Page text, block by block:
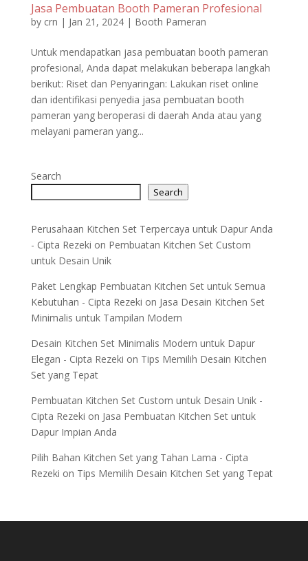
Jasa Pembuatan Booth Pameran Profesional
by crn | Jan 21, 2024| Booth Pameran
Untuk mendapatkan jasa pembuatan booth pameran
profesional, Anda dapat melakukan beberapa langkah
berikut: Riset dan Penyaringan: Lakukan riset online
dan identifikasi penyedia jasa pembuatan booth
pameran yang beroperasi di daerah Anda atau yang
melayani pameran yang...
Search
Search
Perusahaan Kitchen Set Terpercaya untuk Dapur Anda
- Cipta Rezeki on Pembuatan Kitchen Set Custom
untuk Desain Unik
Paket Lengkap Pembuatan Kitchen Set untuk Semua
Kebutuhan - Cipta Rezeki on Jasa Desain Kitchen Set
Minimalis untuk Tampilan Modern
Desain Kitchen Set Minimalis Modern untuk Dapur
Elegan - Cipta Rezeki on Tips Memilih Desain Kitchen
Set yang Tepat
Pembuatan Kitchen Set Custom untuk Desain Unik -
Cipta Rezeki on Jasa Pembuatan Kitchen Set untuk
Dapur Impian Anda
Pilih Bahan Kitchen Set yang Tahan Lama - Cipta
Rezeki on Tips Memilih Desain Kitchen Set yang Tepat